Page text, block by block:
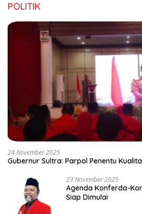
POLITIK
24 November 2025
Gubernur Sultra: Parpol Penentu
23 November 2025
Agenda Konferda-
Siap Dimulai